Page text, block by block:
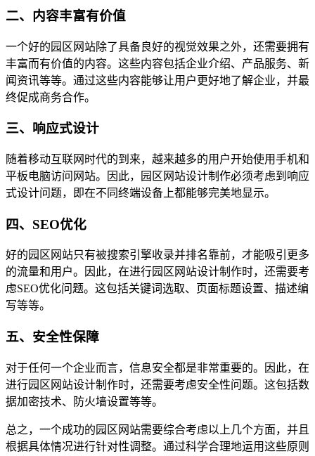
二、内容丰富有价值
一个好的园区网站除了具备良好的视觉效果之外，还需要拥有
丰富而有价值的内容。这些内容包括企业介绍、产品服务、新
闻资讯等等。通过这些内容能够让用户更好地了解企业，并最
终促成商务合作。
三、响应式设计
随着移动互联网时代的到来，越来越多的用户开始使用手机和
平板电脑访问网站。因此，园区网站设计制作必须考虑到响应
式设计问题，即在不同终端设备上都能够完美地显示。
四、SEO优化
好的园区网站只有被搜索引擎收录并排名靠前，才能吸引更多
的流量和用户。因此，在进行园区网站设计制作时，还需要考
虑SEO优化问题。这包括关键词选取、页面标题设置、描述编
写等等。
五、安全性保障
对于任何一个企业而言，信息安全都是非常重要的。因此，在
进行园区网站设计制作时，还需要考虑安全性问题。这包括数
据加密技术、防火墙设置等等。
总之，一个成功的园区网站需要综合考虑以上几个方面，并且
根据具体情况进行针对性调整。通过科学合理地运用这些原则